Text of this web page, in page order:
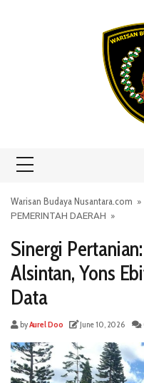
Warisan Budaya Nusantara.com »
PEMERINTAH DAERAH »
Sinergi
Alsintan, Yons
Data
byAurel Doo June 10, 2026